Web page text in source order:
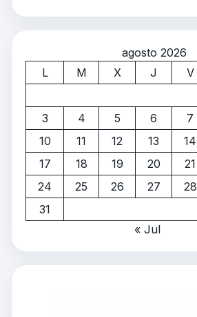
agosto 2026
L
M X J V
3
4 5 6 7
10
11 12 13 14
17
18 19 20 21
24
25 26 27 28
31
« Jul